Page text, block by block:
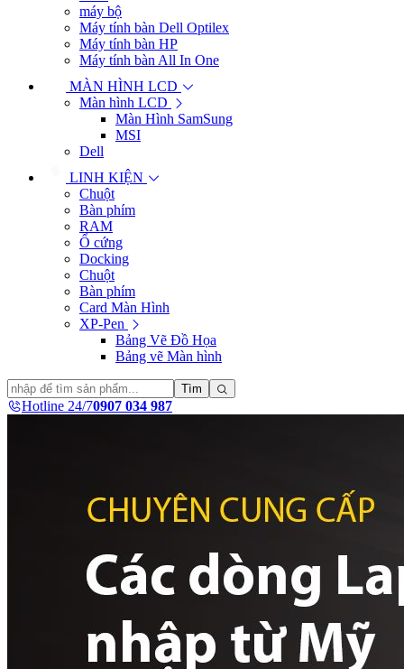
máy bộ
Máy tính bàn Dell Optilex
Máy tính bàn HP
Máy tính bàn All In One
MÀN HÌNH LCD
Màn hình LCD
Màn Hình SamSung
MSI
Dell
LINH KIỆN
Chuột
Bàn phím
RAM
Ổ cứng
Docking
Chuột
Bàn phím
Card Màn Hình
XP-Pen
Bảng Vẽ Đồ Họa
Bảng vẽ Màn hình
Tìm
Hotline 24/70907 034 987